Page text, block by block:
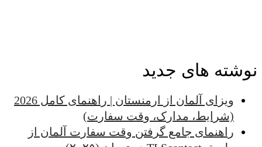
نوشته های جدید
ویزای آلمان از ارمنستان | راهنمای کامل 2026
(شرایط، مدارک، وقت سفارت)
راهنمای جامع گرفتن وقت سفارت آلمان از